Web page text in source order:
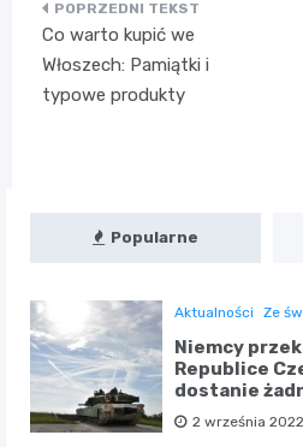
Nawigacja
wpisu
Co warto kupić we
Włoszech: Pamiątki i
typowe produkty
Popularne
Aktualności Ze
Niemcy
Republice
dostanie
2 września 2022